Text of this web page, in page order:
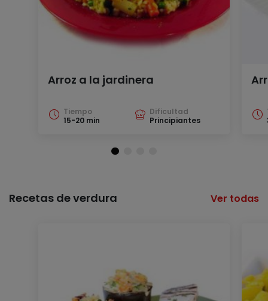
Arroz a la jardinera
Tiempo
15-20 min
Dificultad
Principiantes
Recetas de verdura Ver todas